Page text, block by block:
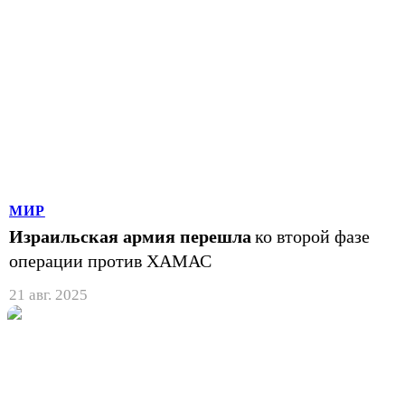
МИР
Израильская армия перешла ко второй фазе
операции против ХАМАС
21 авг. 2025